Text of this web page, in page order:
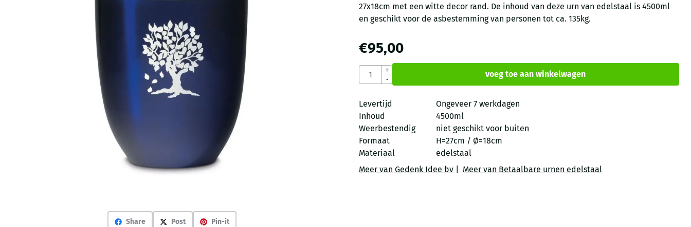
Share Post Pin-it
27x18cm met een witte decor rand. De inhoud van deze urn van edelstaal is 4500ml
en geschikt voor de asbestemming van personen tot ca. 135kg.
€95,00
Aantal
+
-
voeg toe aan winkelwagen
Levertijd
Ongeveer 7 werkdagen
Inhoud
4500ml
Weerbestendig
niet geschikt voor buiten
Formaat
H=27cm / Ø=18cm
Materiaal
edelstaal
Meer van Gedenk Idee bv| Meer van Betaalbare urnen edelstaal